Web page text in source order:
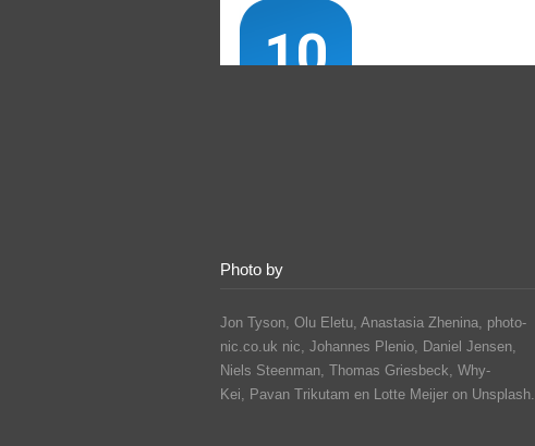
Photo by
Jon Tyson, Olu Eletu, Anastasia Zhenina, photo-
nic.co.uk nic, Johannes Plenio, Daniel Jensen,
Niels Steenman, Thomas Griesbeck, Why-
Kei, Pavan Trikutam en Lotte Meijer on Unsplash.